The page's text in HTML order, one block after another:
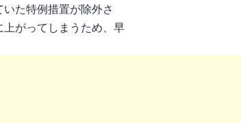
た特例措置が除外さ
がってしまうため、早